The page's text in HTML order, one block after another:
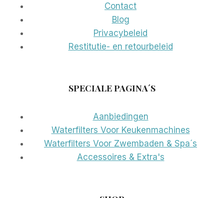
Contact
Blog
Privacybeleid
Restitutie- en retourbeleid
SPECIALE PAGINA´S
Aanbiedingen
Waterfilters Voor Keukenmachines
Waterfilters Voor Zwembaden & Spa´s
Accessoires & Extra's